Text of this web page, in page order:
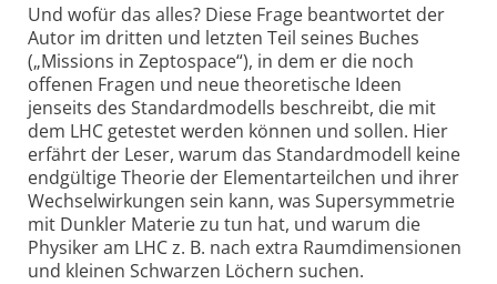
Und wofür das alles? Diese Frage beantwortet der
Autor im dritten und letzten Teil seines Buches
(„Missions in Zeptospace“), in dem er die noch
offenen Fragen und neue theoretische Ideen
jenseits des Standardmodells beschreibt, die mit
dem LHC getestet werden können und sollen. Hier
erfährt der Leser, warum das Standardmodell keine
endgültige Theorie der Elementarteilchen und ihrer
Wechselwirkungen sein kann, was Supersymmetrie
mit Dunkler Materie zu tun hat, und warum die
Physiker am LHC z. B. nach extra Raumdimensionen
und kleinen Schwarzen Löchern suchen.